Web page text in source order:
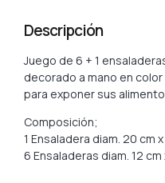
Descripción
Juego de 6 + 1
decorado a mano en
para exponer sus
Composición;
1 Ensaladera diam. 20 cm
6 Ensaladeras diam. 12